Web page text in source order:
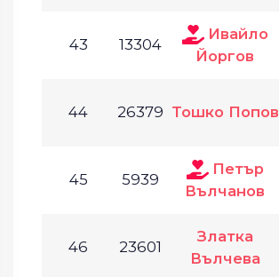
43 13304
Ивайло
Йоргов
44 26379 Тошко Попов
45 5939
Петър
Вълчанов
46 23601
Златка
Вълчева